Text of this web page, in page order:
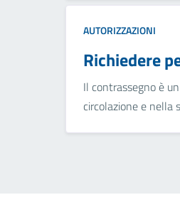
AUTORIZZAZIONI
Richiedere
Il contrassegno è
circolazione e nella